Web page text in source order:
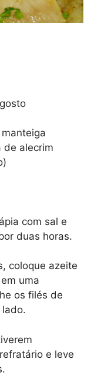
de alecrim
com sal e
duas horas.
coloque azeite
uma
os filés de
e leve